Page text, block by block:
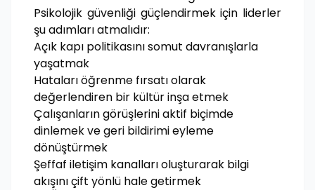
Psikolojik güvenliği güçlendirmek için liderler
şu adımları atmalıdır:
Açık kapı politikasını somut davranışlarla
yaşatmak
Hataları öğrenme fırsatı olarak
değerlendiren bir kültür inşa etmek
Çalışanların görüşlerini aktif biçimde
dinlemek ve geri bildirimi eyleme
dönüştürmek
Şeffaf iletişim kanalları oluşturarak bilgi
akışını çift yönlü hale getirmek